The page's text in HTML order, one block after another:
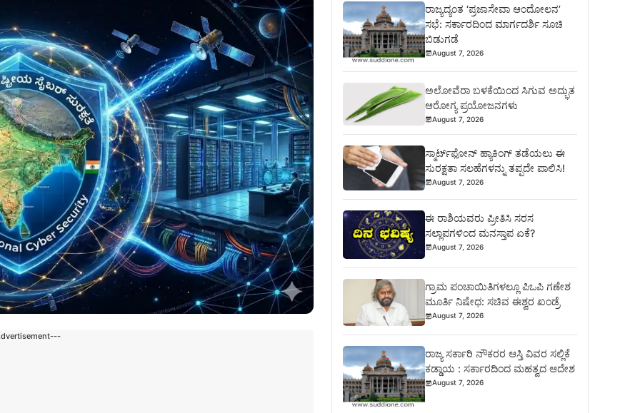
ರಾಜ್ಯದ್ಯಂತ ‘ಪ್ರಜಾಸೇವಾ ಆಂದೋಲನ’
ಸಭೆ: ಸರ್ಕಾರದಿಂದ ಮಾರ್ಗದರ್ಶಿ ಸೂಚಿ
ಬಿಡುಗಡೆ
August 7, 2026
ಅಲೋವೆರಾ ಬಳಕೆಯಿಂದ ಸಿಗುವ ಅದ್ಭುತ
ಆರೋಗ್ಯ ಪ್ರಯೋಜನಗಳು
August 7, 2026
ಸ್ಮಾರ್ಟ್‌ಫೋನ್ ಹ್ಯಾಕಿಂಗ್ ತಡೆಯಲು ಈ
ಸುರಕ್ಷತಾ ಸಲಹೆಗಳನ್ನು ತಪ್ಪದೇ ಪಾಲಿಸಿ!
August 7, 2026
ಈ ರಾಶಿಯವರು ಪ್ರೀತಿಸಿ ಸರಸ
ಸಲ್ಲಾಪಗಳಿಂದ ಮನಸ್ತಾಪ ಏಕೆ?
August 7, 2026
ಗ್ರಾಮ ಪಂಚಾಯಿತಿಗಳಲ್ಲೂ ಪಿಒಪಿ ಗಣೇಶ
ಮೂರ್ತಿ ನಿಷೇಧ: ಸಚಿವ ಈಶ್ವರ ಖಂಡ್ರೆ
August 7, 2026
ರಾಜ್ಯ ಸರ್ಕಾರಿ ನೌಕರರ ಆಸ್ತಿ ವಿವರ ಸಲ್ಲಿಕೆ
ಕಡ್ಡಾಯ : ಸರ್ಕಾರದಿಂದ ಮಹತ್ವದ ಆದೇಶ
August 7, 2026